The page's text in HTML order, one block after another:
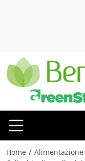
Home / Alimentazione